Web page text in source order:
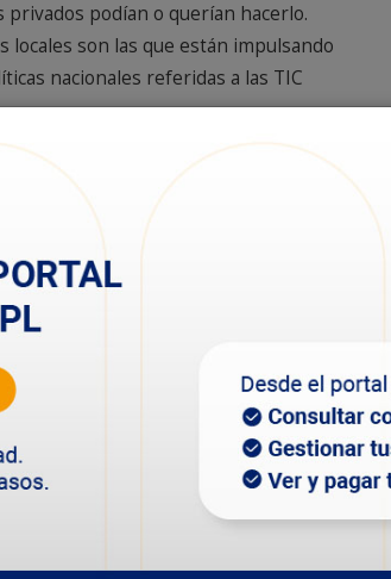
podían o querían hacerlo.
son las que están impulsando
nacionales referidas a las TIC
de esta revolución que está
de San Genaro que
este tipo que daría pie, a su vez, a la
la caja de crédito local, con
y el presidente del IMFC y
(Cooperar), Edgardo Form,
que redundan en mejor
no solamente es vital en el
en un contexto de "guerra de
y recordó sus palabras en el